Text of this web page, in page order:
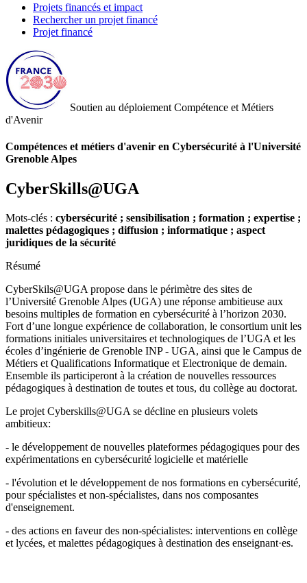
Projets financés et impact
Rechercher un projet financé
Projet financé
Soutien au déploiement Compétence et Métiers
d'Avenir
Compétences et métiers d'avenir en Cybersécurité à l'Université
Grenoble Alpes
CyberSkills@UGA
Mots-clés : cybersécurité ; sensibilisation ; formation ; expertise ;
malettes pédagogiques ; diffusion ; informatique ; aspect
juridiques de la sécurité
Résumé
CyberSkils@UGA propose dans le périmètre des sites de
l’Université Grenoble Alpes (UGA) une réponse ambitieuse aux
besoins multiples de formation en cybersécurité à l’horizon 2030.
Fort d’une longue expérience de collaboration, le consortium unit les
formations initiales universitaires et technologiques de l’UGA et les
écoles d’ingénierie de Grenoble INP - UGA, ainsi que le Campus de
Métiers et Qualifications Informatique et Electronique de demain.
Ensemble ils participeront à la création de nouvelles ressources
pédagogiques à destination de toutes et tous, du collège au doctorat.
Le projet Cyberskills@UGA se décline en plusieurs volets
ambitieux:
- le développement de nouvelles plateformes pédagogiques pour des
expérimentations en cybersécurité logicielle et matérielle
- l'évolution et le développement de nos formations en cybersécurité,
pour spécialistes et non-spécialistes, dans nos composantes
d'enseignement.
- des actions en faveur des non-spécialistes: interventions en collège
et lycées, et malettes pédagogiques à destination des enseignant·es.